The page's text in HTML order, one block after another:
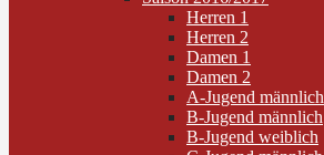
Herren 1
Herren 2
Damen 1
Damen 2
A-Jugend männlich
B-Jugend männlich
B-Jugend weiblich